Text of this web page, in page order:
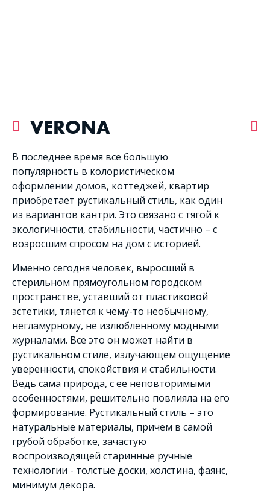
VERONA
В последнее время все большую
популярность в колористическом
оформлении домов, коттеджей, квартир
приобретает рустикальный стиль, как один
из вариантов кантри. Это связано с тягой к
экологичности, стабильности, частично – с
возросшим спросом на дом с историей.
Именно сегодня человек, выросший в
стерильном прямоугольном городском
пространстве, уставший от пластиковой
эстетики, тянется к чему-то необычному,
негламурному, не излюбленному модными
журналами. Все это он может найти в
рустикальном стиле, излучающем ощущение
уверенности, спокойствия и стабильности.
Ведь сама природа, с ее неповторимыми
особенностями, решительно повлияла на его
формирование. Рустикальный стиль – это
натуральные материалы, причем в самой
грубой обработке, зачастую
воспроизводящей старинные ручные
технологии - толстые доски, холстина, фаянс,
минимум декора.